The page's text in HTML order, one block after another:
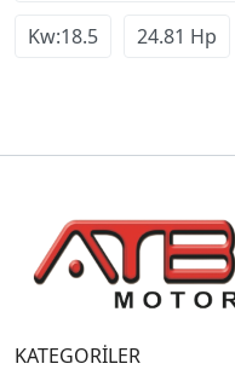
Kw:18.5 24.81 Hp
KATEGORİLER